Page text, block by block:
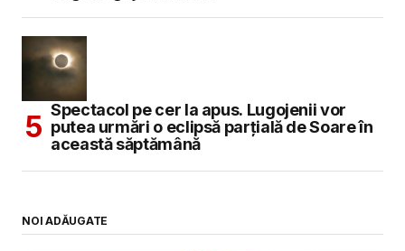
Spectacol pe cer la apus. Lugojenii vor
putea urmări o eclipsă parțială de Soare în
această săptămână
NOI ADĂUGATE